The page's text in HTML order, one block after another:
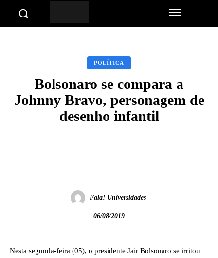
POLÍTICA
Bolsonaro se compara a
Johnny Bravo, personagem de
desenho infantil
Fala! Universidades
06/08/2019
Nesta segunda-feira (05), o presidente Jair Bolsonaro se irritou